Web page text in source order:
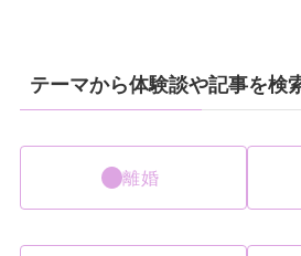
テーマから体験談や記事を検
離婚